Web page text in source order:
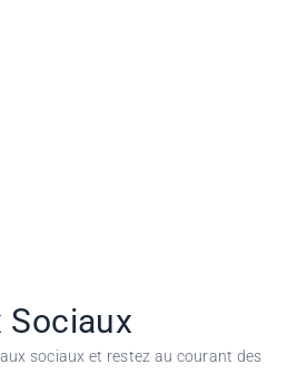
Sociaux
sociaux et restez au courant des